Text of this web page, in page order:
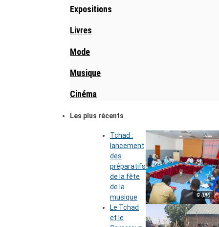
Expositions
Livres
Mode
Musique
Cinéma
Les plus récents
© (DR)
Tchad :
lancement
des
préparatifs
de la fête
de la
musique
Le Tchad
et le